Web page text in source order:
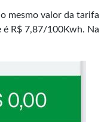
mesmo valor da tarifa
é R$ 7,87/100Kwh. Na